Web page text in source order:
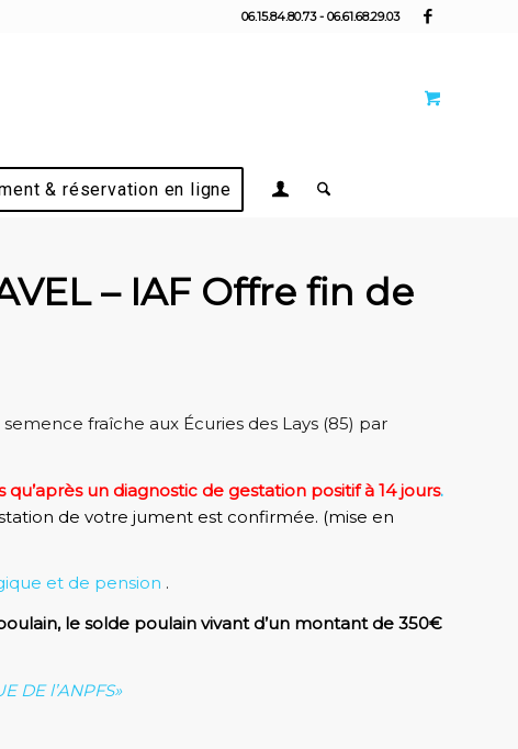
06.15.84.80.73 - 06.61.68.29.03
& réservation en ligne
– IAF Offre fin de
fraîche aux Écuries des Lays (85) par
un diagnostic de gestation positif à 14 jours.
de votre jument est confirmée. (mise en
et de pension .
le solde poulain vivant d’un montant de 350€
DE l’ANPFS»